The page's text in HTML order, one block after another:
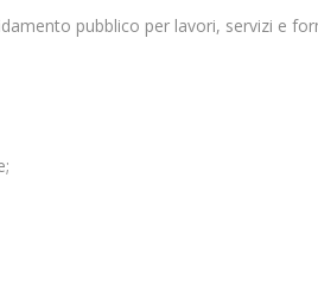
pubblico per lavori, servizi e